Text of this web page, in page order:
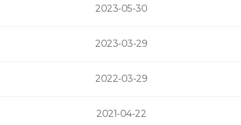
2023-05-30
2023-03-29
2022-03-29
2021-04-22